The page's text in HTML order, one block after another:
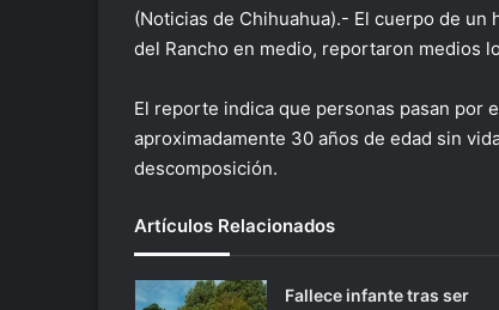
(Noticias de Chihuahua).- El cuerpo de
del Rancho en medio, reportaron medios
El reporte indica que personas pasan por
aproximadamente 30 años de edad sin
descomposición.
Artículos Relacionados
Fallece infante tras ser